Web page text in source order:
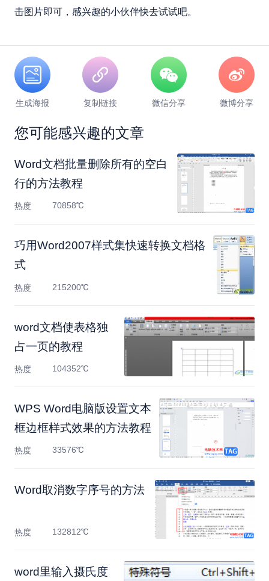
击图片即可，感兴趣的小伙伴快去试试吧。
生成海报 复制链接 微信分享 微博分享
您可能感兴趣的文章
Word文档批量删除所有的空白
行的方法教程
热度 70858℃
巧用Word2007样式集快速转换文档格
式
热度 215200℃
​word文档使表格独
占一页的教程
热度 104352℃
WPS Word电脑版设置文本
框边框样式效果的方法教程
热度 33576℃
Word取消数字序号的方法
热度 132812℃
word里输入摄氏度